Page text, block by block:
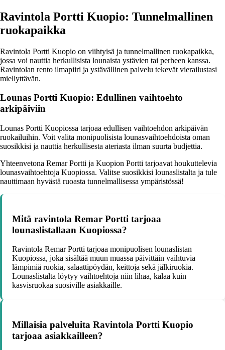
Ravintola Portti Kuopio: Tunnelmallinen
ruokapaikka
Ravintola Portti Kuopio on viihtyisä ja tunnelmallinen ruokapaikka,
jossa voi nauttia herkullisista lounaista ystävien tai perheen kanssa.
Ravintolan rento ilmapiiri ja ystävällinen palvelu tekevät vierailustasi
miellyttävän.
Lounas Portti Kuopio: Edullinen vaihtoehto
arkipäiviin
Lounas Portti Kuopiossa tarjoaa edullisen vaihtoehdon arkipäivän
ruokailuihin. Voit valita monipuolisista lounasvaihtoehdoista oman
suosikkisi ja nauttia herkullisesta ateriasta ilman suurta budjettia.
Yhteenvetona Remar Portti ja Kuopion Portti tarjoavat houkuttelevia
lounasvaihtoehtoja Kuopiossa. Valitse suosikkisi lounaslistalta ja tule
nauttimaan hyvästä ruoasta tunnelmallisessa ympäristössä!
Mitä ravintola Remar Portti tarjoaa
lounaslistallaan Kuopiossa?
Ravintola Remar Portti tarjoaa monipuolisen lounaslistan
Kuopiossa, joka sisältää muun muassa päivittäin vaihtuvia
lämpimiä ruokia, salaattipöydän, keittoja sekä jälkiruokia.
Lounaslistalta löytyy vaihtoehtoja niin lihaa, kalaa kuin
kasvisruokaa suosiville asiakkaille.
Millaisia palveluita Ravintola Portti Kuopio
tarjoaa asiakkailleen?